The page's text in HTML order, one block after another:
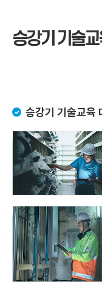
승강기 기술
승강기 기술교육